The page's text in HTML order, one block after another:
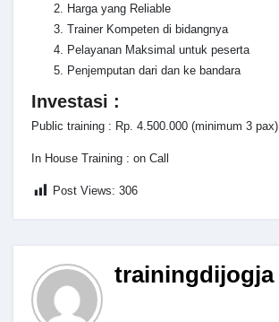
Harga yang Reliable
Trainer Kompeten di bidangnya
Pelayanan Maksimal untuk peserta
Penjemputan dari dan ke bandara
Investasi :
Public training : Rp. 4.500.000 (minimum 3 pax)
In House Training : on Call
Post Views: 306
trainingdijogja